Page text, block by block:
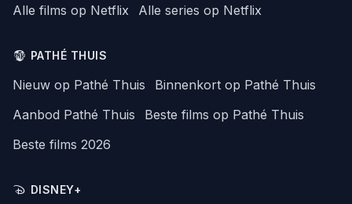
Alle films op Netflix
Alle series op Netflix
PATHÉ THUIS
Nieuw op Pathé Thuis
Binnenkort op Pathé Thuis
Aanbod Pathé Thuis
Beste films op Pathé Thuis
Beste films 2026
DISNEY+